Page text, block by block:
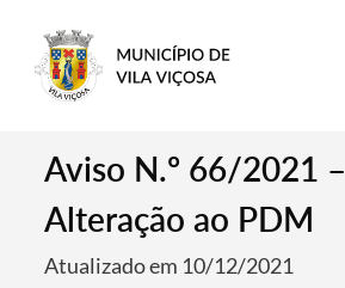
Aviso N.º 66/2021 –
Alteração ao PDM
Atualizado em 10/12/2021